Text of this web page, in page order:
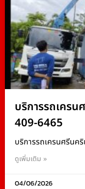
บริการรถเครน
409-6465
บริการรถเครนศรีนค
ดูเพิ่มเติม »
04/06/2026